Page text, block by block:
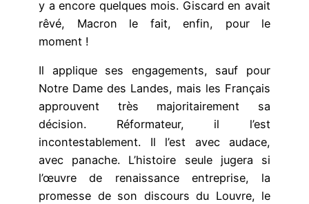
y a encore quelques mois. Giscard en avait
rêvé, Macron le fait, enfin, pour le
moment !
Il applique ses engagements, sauf pour
Notre Dame des Landes, mais les Français
approuvent très majoritairement sa
décision. Réformateur, il l’est
incontestablement. Il l’est avec audace,
avec panache. L’histoire seule jugera si
l’œuvre de renaissance entreprise, la
promesse de son discours du Louvre, le